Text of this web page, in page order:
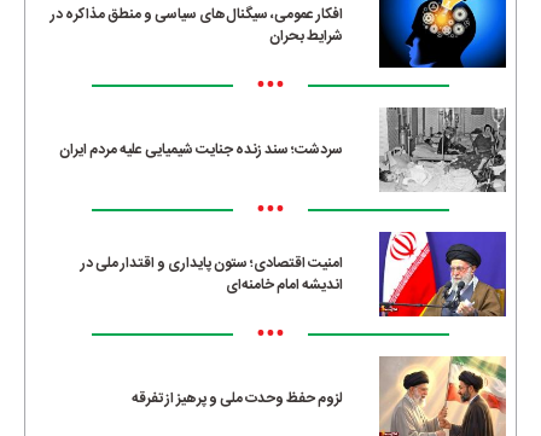
افکار عمومی، سیگنال‌های سیاسی و منطق مذاکره در
شرایط بحران
•••
سردشت؛ سند زنده جنایت شیمیایی علیه مردم ایران
•••
امنیت اقتصادی؛ ستون پایداری و اقتدار ملی در
اندیشه امام خامنه‌ای
•••
لزوم حفظ وحدت ملی و پرهیز از تفرقه